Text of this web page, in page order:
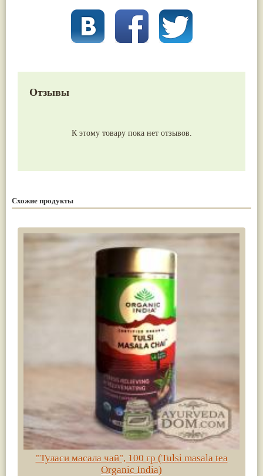
Отзывы
К этому товару пока нет отзывов.
Схожие продукты
"Туласи масала чай", 100 гр (Tulsi masala tea
Organic India)